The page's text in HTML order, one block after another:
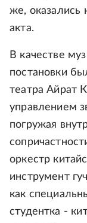
же, оказались
акта.
В качестве
постановки
театра Айрат
управлением
погружая
оркестр
инструмент
как
студентка -